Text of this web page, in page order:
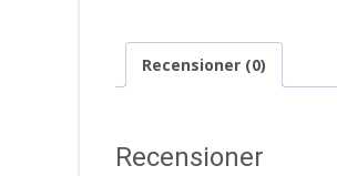
Recensioner (0)
Recensioner